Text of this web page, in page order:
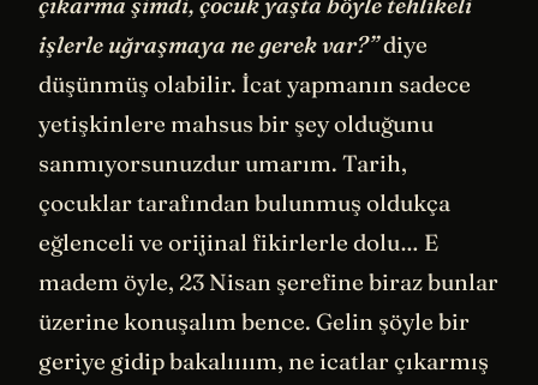
işlerle uğraşmaya ne gerek var?”diye
düşünmüş olabilir. İcat yapmanın sadece
yetişkinlere mahsus bir şey olduğunu
sanmıyorsunuzdur umarım. Tarih,
çocuklar tarafından bulunmuş oldukça
eğlenceli ve orijinal fikirlerle dolu… E
madem öyle, 23 Nisan şerefine biraz bunlar
üzerine konuşalım bence. Gelin şöyle bir
geriye gidip bakalıııım, ne icatlar çıkarmış